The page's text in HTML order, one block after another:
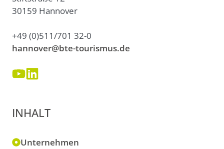
30159 Hannover
+49 (0)511/701 32-0
hannover@bte-tourismus.de
INHALT
Unternehmen